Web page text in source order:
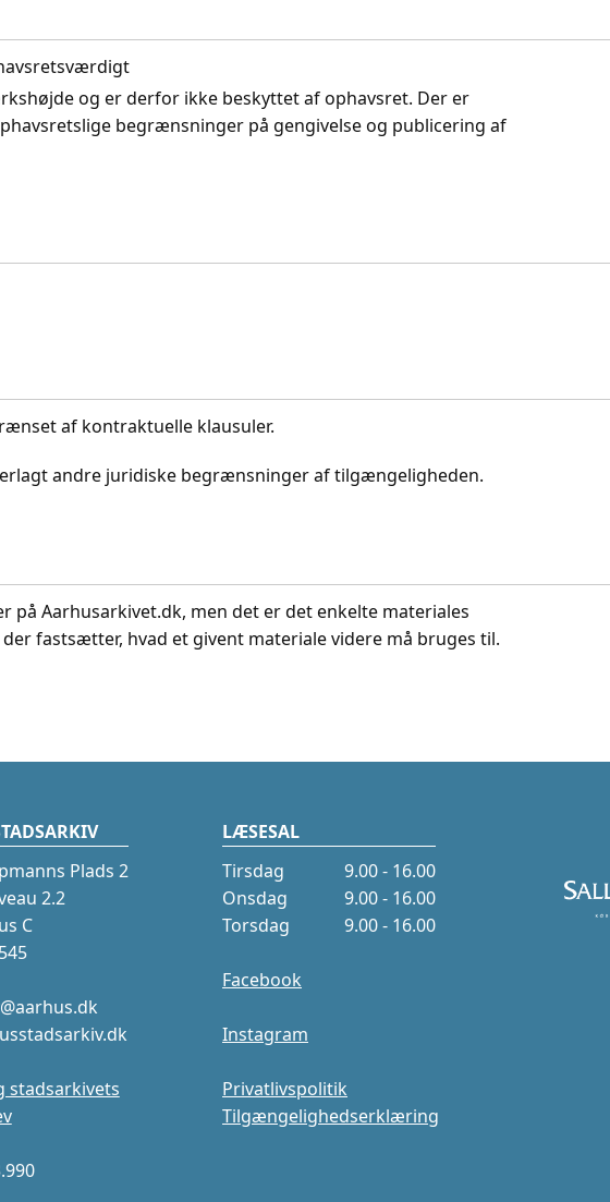
og er derfor ikke beskyttet af ophavsret. Der er
begrænsninger på gengivelse og publicering af
af kontraktuelle klausuler.
andre juridiske begrænsninger af tilgængeligheden.
på Aarhusarkivet.dk, men det er det enkelte materiales
fastsætter, hvad et givent materiale videre må bruges til.
Plads 2
2.2
C
stadsarkivets
LÆSESAL
Tirsdag
9.00 - 16.00
Onsdag
9.00 - 16.00
Torsdag
9.00 - 16.00
Facebook
Instagram
Privatlivspolitik
Tilgængelighedserklæring